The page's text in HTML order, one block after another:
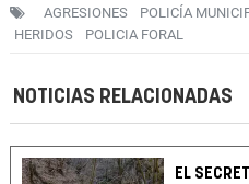
AGRESIONES POLICÍA
HERIDOS
POLICIA FORAL
NOTICIAS RELACIONADAS
EL